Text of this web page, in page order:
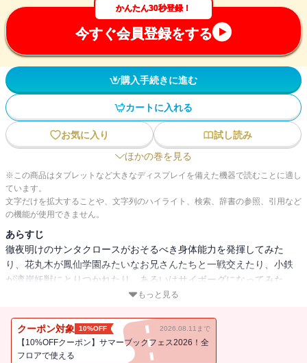
かんたん30秒登録！
今すぐ会員登録をする
購入手続きに進む
カートに入れる
お気に入り
試し読み
ほかの巻を見る
※この商品はタブレットなど大きなディスプレイを備えた機器で読むことに適し
ています。
文字だけを拡大することや、文字列のハイライト、検索、辞書の参照、引用など
の機能が使用できません。
あらすじ
徹夜明けのサンタクロースがおそるべき身体能力を発揮してみた
り、花丸木が鳳仙学園みたいなお兄さんたちと一戦交えたり、小鉄
が湾岸妖獣にとりつかれたり、あるいはサイボーグになってみた
り、あなたの健康をそこなうおそれは(たぶん)ありませんけど笑いす
もっと見る
クーポン対象 10%OFF 2026.08.11まで
【10%OFFクーポン】サマーブックフェス2026！全
フロアで使える